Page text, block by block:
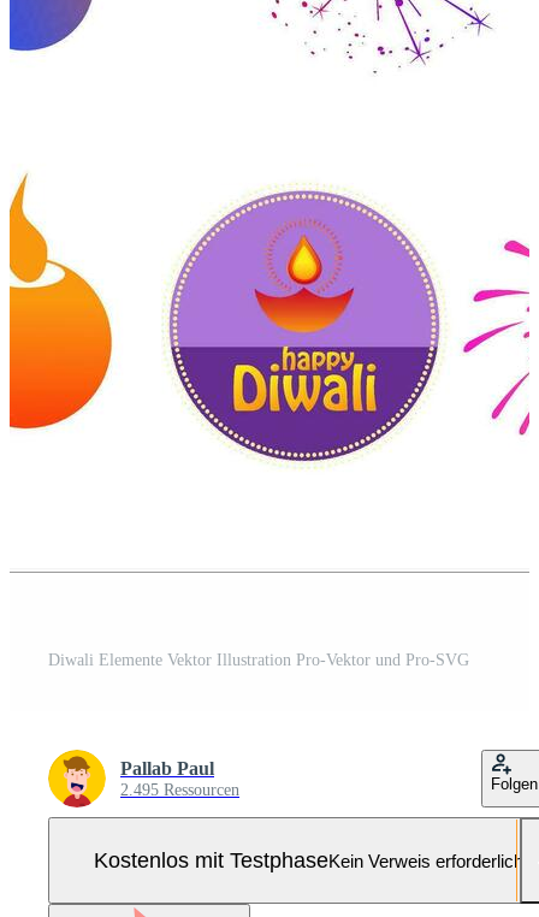
Diwali Elemente Vektor Illustration Pro-Vektor und Pro-SVG
Pallab Paul
2.495 Ressourcen Folgen
Kostenlos mit TestphaseKein Verweis erforderlich